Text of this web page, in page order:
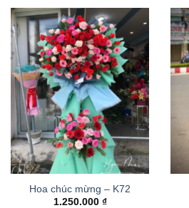
Hoa chúc mừng – K72
1.250.000 ₫